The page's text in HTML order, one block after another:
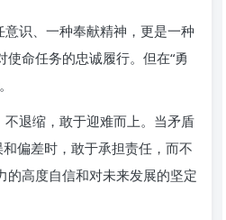
识、一种奉献精神，更是一种
命任务的忠诚履行。但在“勇
退缩，敢于迎难而上。当矛盾
偏差时，敢于承担责任，而不
的高度自信和对未来发展的坚定